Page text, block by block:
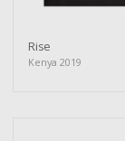
Rise
Kenya 2019